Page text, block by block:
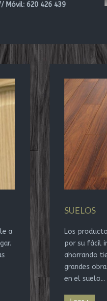
Móvil: 620 426 439
a
SUELOS
Los
por su fácil
ahorrando
grandes
en el suelo...